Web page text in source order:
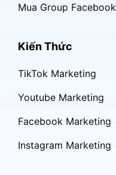
Mua Group Facebook
Kiến Thức
TikTok Marketing
Youtube Marketing
Facebook Marketing
Instagram Marketing